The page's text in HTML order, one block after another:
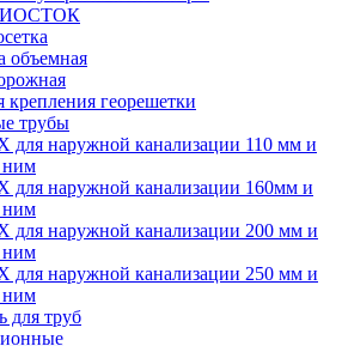
объемная
крепления георешетки
трубы
наружной канализации 110 мм и
ним
наружной канализации 160мм и
ним
наружной канализации 200 мм и
ним
наружной канализации 250 мм и
ним
для труб